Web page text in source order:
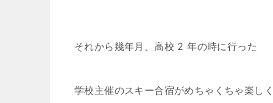
それから幾年月、高校 2 年の時に行った
学校主催のスキー合宿がめちゃくちゃ楽し